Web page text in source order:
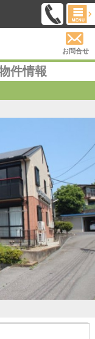
お問合せ
件情報